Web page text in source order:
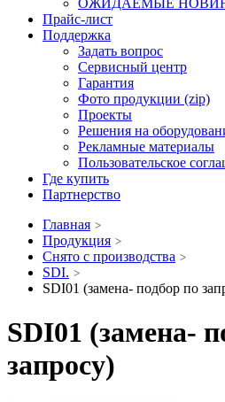
ОЖИДАЕМЫЕ
Прайс-лист
Поддержка
Задать вопрос
Сервисный центр
Гарантия
Фото продукции (zip)
Проекты
Решения на
Рекламные материалы
Пользовательское
Где купить
Партнерство
Главная
Продукция
Снято с производства
SDI.
SDI01 (замена- подбор по
SDI01 (замена-
запросу)